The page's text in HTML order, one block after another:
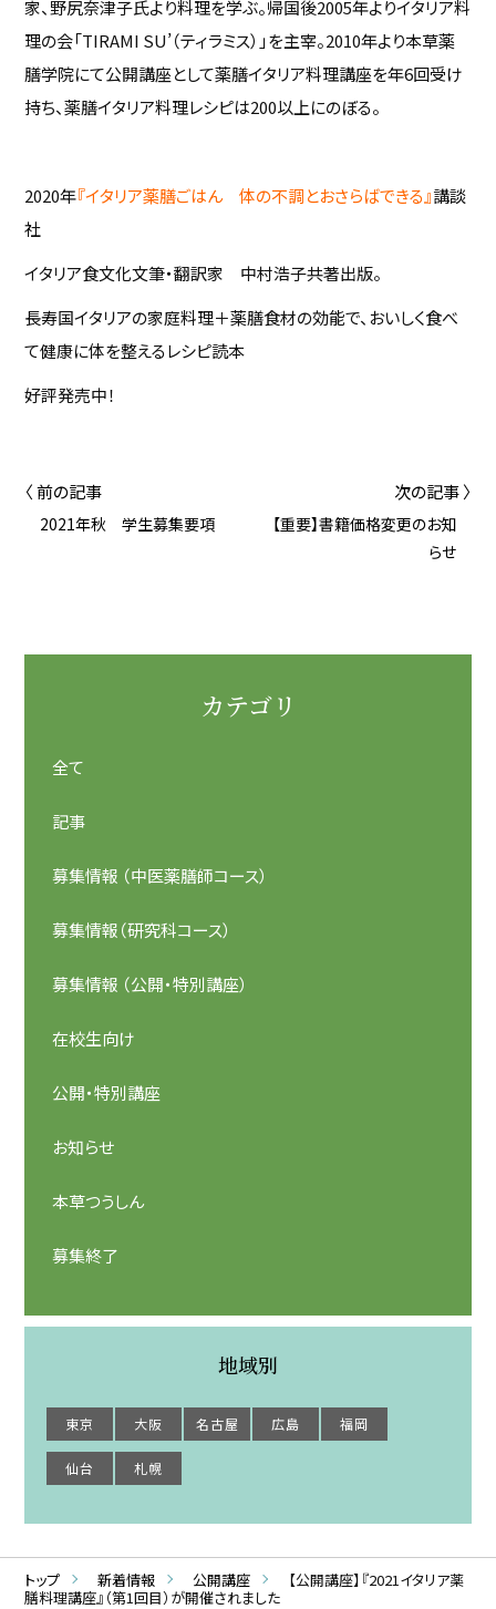
家、野尻奈津子氏より料理を学ぶ。帰国後2005年よりイタリア料
理の会「TIRAMI SU’（ティラミス）」を主宰。2010年より本草薬
膳学院にて公開講座として薬膳イタリア料理講座を年6回受け
持ち、薬膳イタリア料理レシピは200以上にのぼる。
2020年『イタリア薬膳ごはん 体の不調とおさらばできる』講談
社
イタリア食文化文筆・翻訳家 中村浩子共著出版。
長寿国イタリアの家庭料理＋薬膳食材の効能で、おいしく食べ
て健康に体を整えるレシピ読本
好評発売中！
〈 前の記事
2021年秋 学生募集要項
次の記事 〉
【重要】書籍価格変更のお知
らせ
カテゴリ
全て
記事
募集情報 （中医薬膳師コース）
募集情報（研究科コース）
募集情報 （公開・特別講座）
在校生向け
公開・特別講座
お知らせ
本草つうしん
募集終了
地域別
東京 大阪 名古屋 広島 福岡
仙台 札幌
トップ 新着情報 公開講座
【公開講座】『2021イタリア薬
膳料理講座』（第1回目）が開催されました